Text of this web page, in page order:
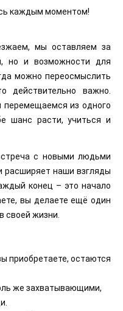
каждым моментом!
мы оставляем за
но и возможности для
можно переосмыслить
действительно важно.
перемещаемся из одного
шанс расти, учиться и
с новыми людьми
расширяет наши взгляды
конец – это начало
вы делаете ещё один
своей жизни.
приобретаете, остаются
же захватывающими,